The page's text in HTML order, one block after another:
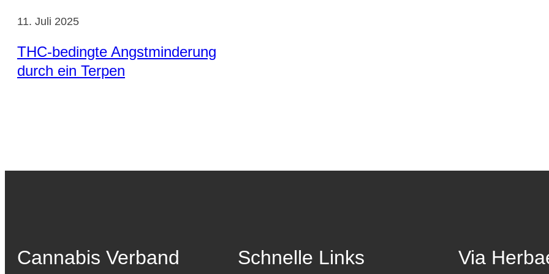
11. Juli 2025
THC-bedingte Angstminderung
durch ein Terpen
Cannabis Verband
Schnelle Links Via